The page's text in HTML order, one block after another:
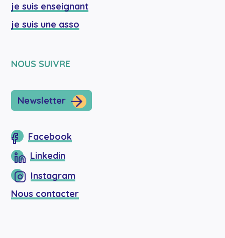
je suis enseignant
je suis une asso
NOUS SUIVRE
Newsletter
Facebook
Linkedin
Instagram
Nous contacter